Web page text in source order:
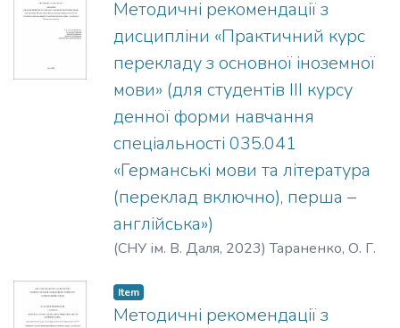
Методичні рекомендації з
дисципліни «Практичний курс
перекладу з основної іноземної
мови» (для студентів ІІІ курсу
денної форми навчання
спеціальності 035.041
«Германські мови та література
(переклад включно), перша –
англійська»)
(СНУ ім. В. Даля, 2023)Тараненко, О. Г.
Item
Методичні рекомендації з